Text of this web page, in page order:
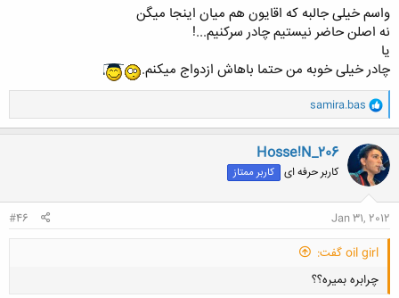
واسم خیلی جالبه که اقایون هم میان اینجا میگن
نه اصلن حاضر نیستیم چادر سرکنیم...!
یا
چادر خیلی خوبه من حتما باهاش ازدواج میکنم.
و
ا
ک
ن
ش
ه
ا
samira.bas
Hosse!N_206
کاربر حرفه ای کاربر ممتاز
Jan 31, 2012
#46
oil girl گفت:
چرابره بمیره؟؟